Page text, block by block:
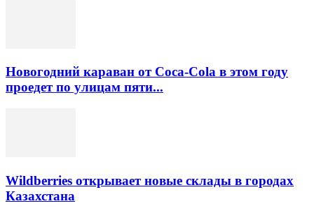
Новогодний караван от Coca-Cola в этом году
проедет по улицам пяти...
Wildberries открывает новые склады в городах
Казахстана